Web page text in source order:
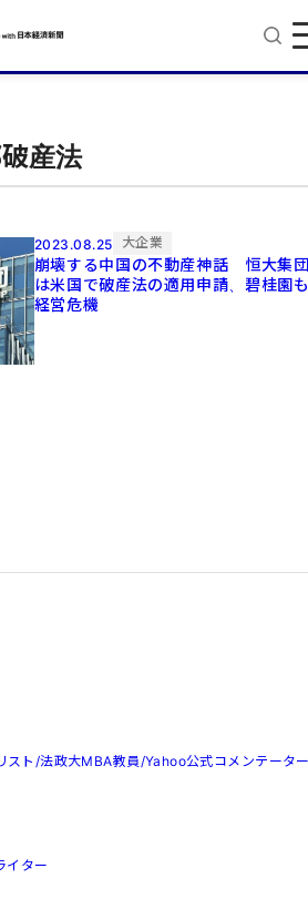
産法
2023.08.25 大企業
崩壊する中国の不動産神話 恒大集
は米国で破産法の適用申請、碧桂園
経営危機
スト/法政大MBA教員/Yahoo公式コメンテータ
イター